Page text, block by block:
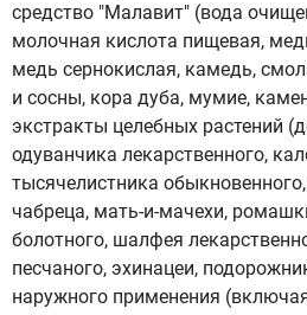
средство "Малавит" (вода
молочная кислота пищевая,
медь сернокислая, камедь,
и сосны, кора дуба, мумие,
экстракты целебных растений
одуванчика лекарственного,
тысячелистника
чабреца, мать-и-мачехи,
болотного, шалфея
песчаного, эхинацеи,
наружного применения